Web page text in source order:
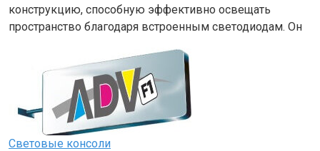
конструкцию, способную эффективно освещать
пространство благодаря встроенным светодиодам. Он
Световые консоли